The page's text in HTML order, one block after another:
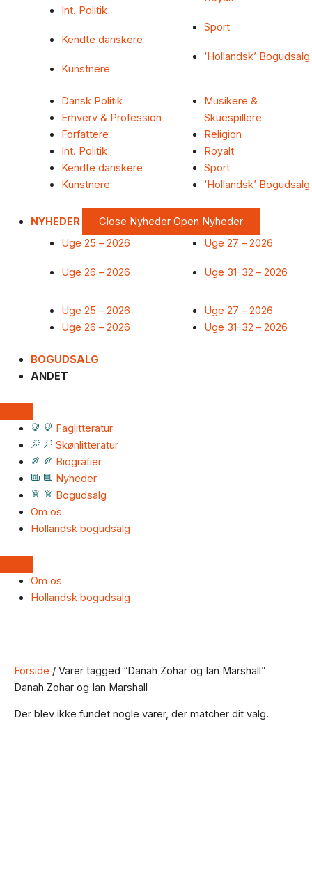
Int. Politik
Kendte danskere
Kunstnere
Sport
‘Hollandsk’ Bogudsalg
Dansk Politik
Erhverv & Profession
Forfattere
Int. Politik
Kendte danskere
Kunstnere
Musikere &
Skuespillere
Religion
Royalt
Sport
‘Hollandsk’ Bogudsalg
NYHEDER Close Nyheder Open Nyheder
Uge 25 – 2026
Uge 26 – 2026
Uge 27 – 2026
Uge 31-32 – 2026
Uge 25 – 2026
Uge 26 – 2026
Uge 27 – 2026
Uge 31-32 – 2026
BOGUDSALG
ANDET
Faglitteratur
Skønlitteratur
Biografier
Nyheder
Bogudsalg
Om os
Hollandsk bogudsalg
Om os
Hollandsk bogudsalg
Forside / Varer tagged “Danah Zohar og Ian Marshall”
Danah Zohar og Ian Marshall
Der blev ikke fundet nogle varer, der matcher dit valg.